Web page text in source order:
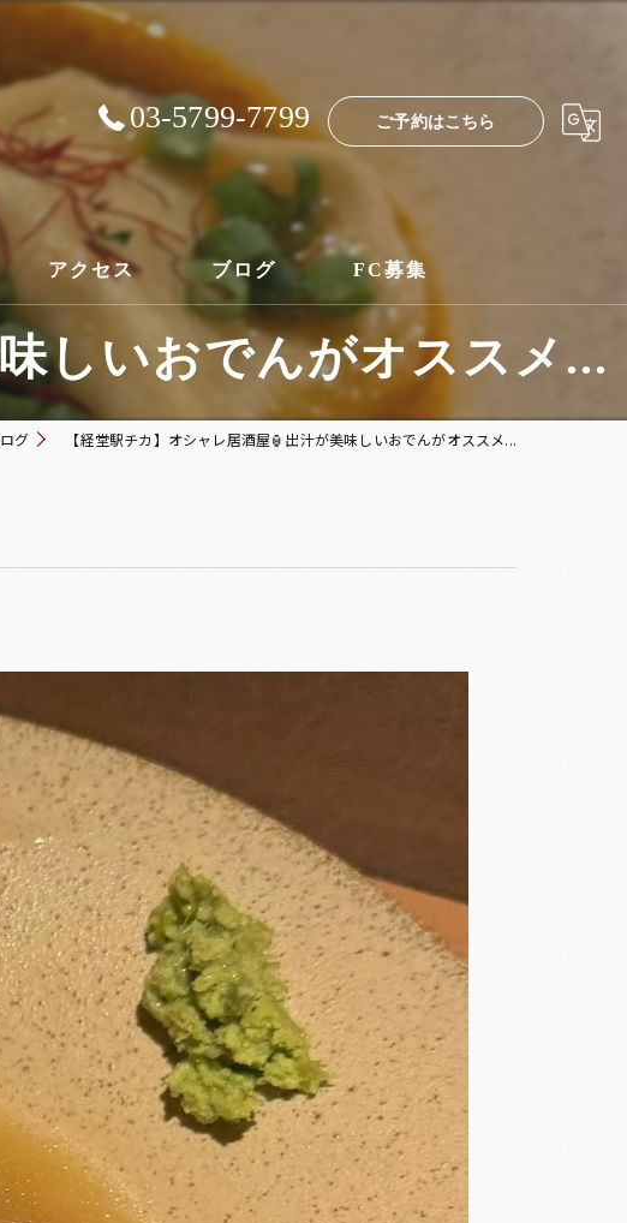
03-5799-7799 ご予約はこちら
アクセス ブログ FC募集
しいおでんがオススメ...
グ 【経堂駅チカ】オシャレ居酒屋🏮出汁が美味しいおでんがオススメ...